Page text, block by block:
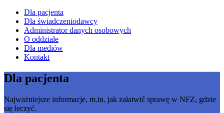
Dla pacjenta
Dla świadczeniodawcy
Administrator danych osobowych
O oddziale
Dla mediów
Kontakt
Dla pacjenta
Najważniejsze informacje, m.in. jak załatwić sprawę w NFZ, gdzie
się leczyć.